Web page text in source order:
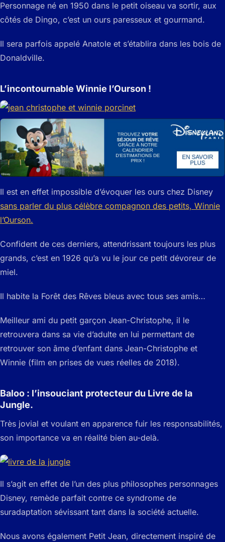
Personnage né en 1950 dans le petit oiseau va sortir, aux
côtés de Dingo, c’est un ours paresseux et gourmand.
Il sera parfois appelé Anatole et s’établira dans les bois de
Donaldville.
L’incontournable Winnie l’Ourson !
Il est en effet impossible d’évoquer les ours chez Disney
sans parler du plus célèbre compagnon des petits, Winnie
l’Ourson.
Confident de ces derniers, attendrissant toujours les plus
grands, c’est en 1926 qu’a vu le jour ce petit dévoreur de
miel.
Il habite la Forêt des Rêves bleus avec tous ses amis…
Meilleur ami du petit garçon Jean-Christophe, il le
retrouvera dans sa vie d’adulte en lui permettant de
retrouver son âme d’enfant dans Jean-Christophe et
Winnie (film en prises de vues réelles de 2018).
Baloo : l’insouciant protecteur du Livre de la
Jungle.
Très jovial et voulant en apparence fuir les responsabilités,
son importance va en réalité bien au-delà.
Il s’agit en effet de l’un des plus philosophes personnages
Disney, remède parfait contre ce syndrome de
suradaptation sévissant tant dans la société actuelle.
Nous avons également Petit Jean, directement inspiré de